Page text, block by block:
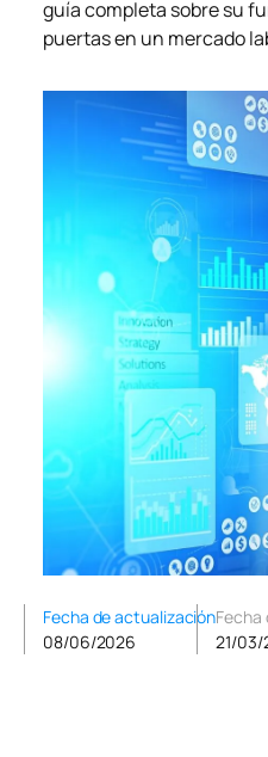
guía completa sobre su
puertas en un mercado
Fecha de actualización
08/06/2026
Fecha
21/03/